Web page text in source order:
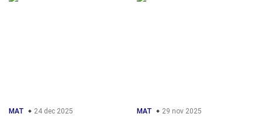
MAT 24 dec 2025 MAT 29 nov 2025